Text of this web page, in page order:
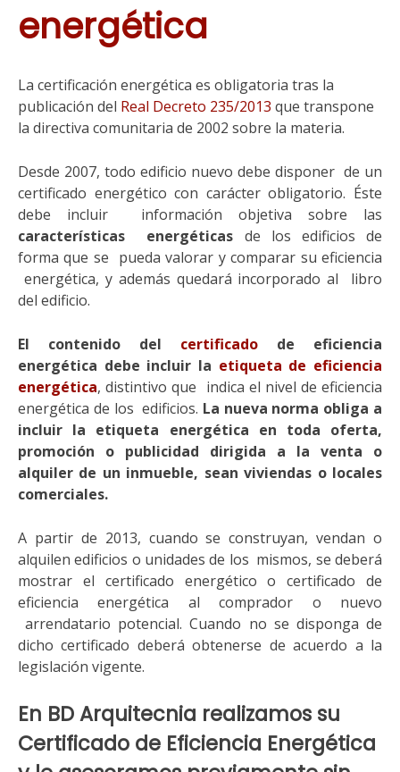
energética
La certificación energética es obligatoria tras la
publicación del Real Decreto 235/2013 que transpone
la directiva comunitaria de 2002 sobre la materia.
Desde 2007, todo edificio nuevo debe disponer de un
certificado energético con carácter obligatorio. Éste
debe incluir información objetiva sobre las
características energéticas de los edificios de
forma que se pueda valorar y comparar su eficiencia
energética, y además quedará incorporado al libro
del edificio.
El contenido del certificado de eficiencia
energética debe incluir la etiqueta de eficiencia
energética, distintivo que indica el nivel de eficiencia
energética de los edificios. La nueva norma obliga a
incluir la etiqueta energética en toda oferta,
promoción o publicidad dirigida a la venta o
alquiler de un inmueble, sean viviendas o locales
comerciales.
A partir de 2013, cuando se construyan, vendan o
alquilen edificios o unidades de los mismos, se deberá
mostrar el certificado energético o certificado de
eficiencia energética al comprador o nuevo
arrendatario potencial. Cuando no se disponga de
dicho certificado deberá obtenerse de acuerdo a la
legislación vigente.
En BD Arquitecnia realizamos su
Certificado de Eficiencia Energética